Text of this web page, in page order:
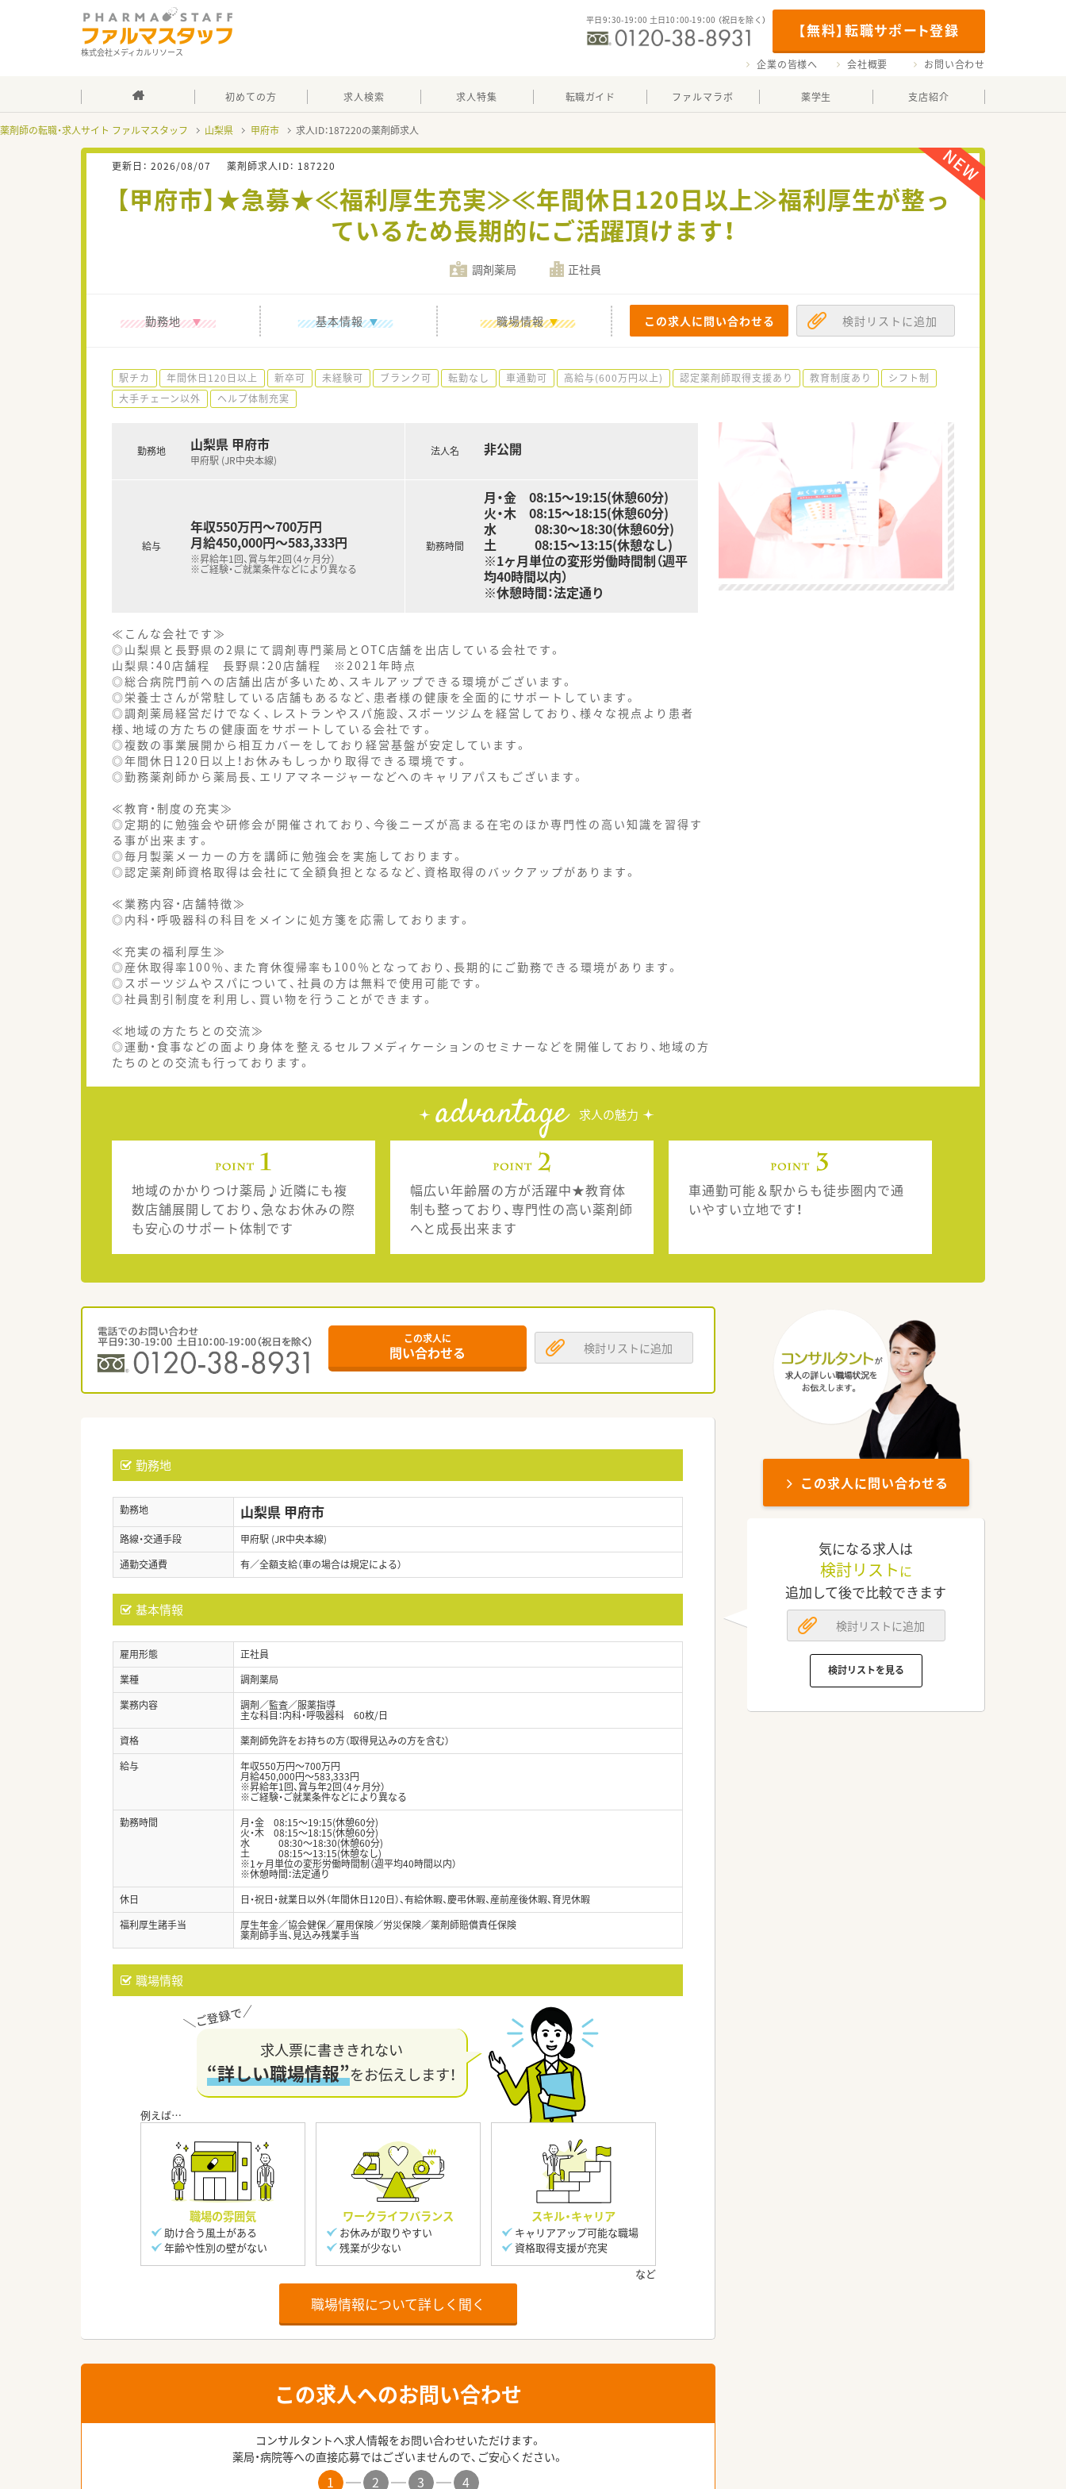
株式会社メディカルリソース
【無料】転職サポート登録
平日9：30-19：00 土日10：00-19：00 （祝日を除く）
企業の皆様へ 会社概要 お問い合わせ
初めての方 求人検索 求人特集 転職ガイド ファルマラボ 薬学生 支店紹介
薬剤師の転職・求人サイト ファルマスタッフ 山梨県 甲府市 求人ID：187220の薬剤師求人
更新日： 2026/08/07 薬剤師求人ID： 187220
【甲府市】★急募★≪福利厚生充実≫≪年間休日120日以上≫福利厚生が整っ
ているため長期的にご活躍頂けます！
調剤薬局 正社員
勤務地 基本情報 職場情報 この求人に問い合わせる 検討リストに追加
駅チカ 年間休日120日以上 新卒可 未経験可 ブランク可 転勤なし 車通勤可 高給与(600万円以上) 認定薬剤師取得支援あり 教育制度あり
シフト制
大手チェーン以外
ヘルプ体制充実
勤務地 山梨県 甲府市
甲府駅 (JR中央本線)
給与
年収550万円～700万円
月給450,000円～583,333円
※昇給年1回、賞与年2回（4ヶ月分）
※ご経験・ご就業条件などにより異なる
法人名 非公開
勤務時間
月・金 08:15～19:15(休憩60分)
火・木 08:15～18:15(休憩60分)
水 08:30～18:30(休憩60分)
土 08:15～13:15(休憩なし)
※1ヶ月単位の変形労働時間制（週平
均40時間以内）
※休憩時間：法定通り
≪こんな会社です≫
◎山梨県と長野県の2県にて調剤専門薬局とOTC店舗を出店している会社です。
山梨県：40店舗程 長野県：20店舗程 ※2021年時点
◎総合病院門前への店舗出店が多いため、スキルアップできる環境がございます。
◎栄養士さんが常駐している店舗もあるなど、患者様の健康を全面的にサポートしています。
◎調剤薬局経営だけでなく、レストランやスパ施設、スポーツジムを経営しており、様々な視点より患者
様、地域の方たちの健康面をサポートしている会社です。
◎複数の事業展開から相互カバーをしており経営基盤が安定しています。
◎年間休日120日以上！お休みもしっかり取得できる環境です。
◎勤務薬剤師から薬局長、エリアマネージャーなどへのキャリアパスもございます。
≪教育・制度の充実≫
◎定期的に勉強会や研修会が開催されており、今後ニーズが高まる在宅のほか専門性の高い知識を習得す
る事が出来ます。
◎毎月製薬メーカーの方を講師に勉強会を実施しております。
◎認定薬剤師資格取得は会社にて全額負担となるなど、資格取得のバックアップがあります。
≪業務内容・店舗特徴≫
◎内科・呼吸器科の科目をメインに処方箋を応需しております。
≪充実の福利厚生≫
◎産休取得率100％、また育休復帰率も100％となっており、長期的にご勤務できる環境があります。
◎スポーツジムやスパについて、社員の方は無料で使用可能です。
◎社員割引制度を利用し、買い物を行うことができます。
≪地域の方たちとの交流≫
◎運動・食事などの面より身体を整えるセルフメディケーションのセミナーなどを開催しており、地域の方
たちのとの交流も行っております。
advantage 求人の魅力
地域のかかりつけ薬局♪近隣にも複
数店舗展開しており、急なお休みの際
も安心のサポート体制です
幅広い年齢層の方が活躍中★教育体
制も整っており、専門性の高い薬剤師
へと成長出来ます
車通勤可能＆駅からも徒歩圏内で通
いやすい立地です！
この求人に
問い合わせる 検討リストに追加
勤務地
勤務地 山梨県 甲府市
路線・交通手段
甲府駅 (JR中央本線)
通勤交通費
有／全額支給（車の場合は規定による）
基本情報
雇用形態
正社員
業種
調剤薬局
業務内容
調剤／監査／服薬指導
主な科目：内科・呼吸器科 60枚/日
資格
薬剤師免許をお持ちの方（取得見込みの方を含む）
給与
年収550万円～700万円
月給450,000円～583,333円
※昇給年1回、賞与年2回（4ヶ月分）
※ご経験・ご就業条件などにより異なる
勤務時間
月・金 08:15～19:15(休憩60分)
火・木 08:15～18:15(休憩60分)
水 08:30～18:30(休憩60分)
土 08:15～13:15(休憩なし)
※1ヶ月単位の変形労働時間制（週平均40時間以内）
※休憩時間：法定通り
休日
日・祝日・就業日以外（年間休日120日）、有給休暇、慶弔休暇、産前産後休暇、育児休暇
福利厚生諸手当
厚生年金／協会健保／雇用保険／労災保険／薬剤師賠償責任保険
薬剤師手当、見込み残業手当
職場情報
求人票に書ききれない
“詳しい職場情報”をお伝えします！
職場の雰囲気
助け合う風土がある
年齢や性別の壁がない
ワークライフバランス
お休みが取りやすい
残業が少ない
スキル・キャリア
キャリアアップ可能な職場
資格取得支援が充実
職場情報について詳しく聞く
この求人へのお問い合わせ
コンサルタントへ求人情報をお問い合わせいただけます。
薬局・病院等への直接応募ではございませんので、ご安心ください。
1 2 3 4
この求人に問い合わせる
気になる求人は
検討リスト に
追加して後で比較できます
検討リストに追加
検討リストを見る